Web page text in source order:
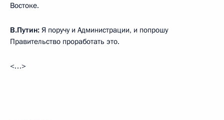
Востоке.
В.Путин: Я поручу и Администрации, и попрошу
Правительство проработать это.
<…>